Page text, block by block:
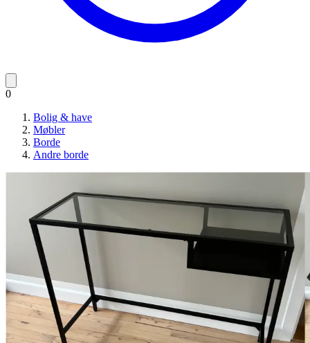
0
Bolig & have
Møbler
Borde
Andre borde